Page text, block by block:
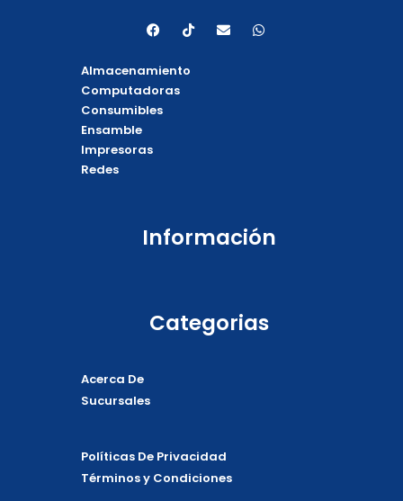
F
a
e
b
o
o
k
T
i
o
E
n
W
h
Almacenamiento
Computadoras
Consumibles
Ensamble
Impresoras
Redes
Información
Categorias
Acerca De
Sucursales
Políticas De Privacidad
Términos y Condiciones